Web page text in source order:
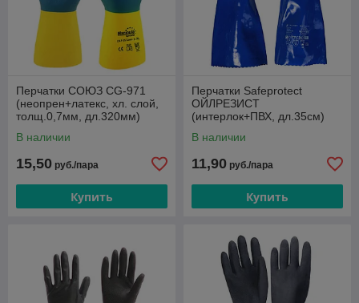
Перчатки СОЮЗ CG-971
(неопрен+латекс, хл. слой,
толщ.0,7мм, дл.320мм)
В наличии
15,50 руб./пара
Купить
Перчатки Safeprotect
ОЙЛРЕЗИСТ
(интерлок+ПВХ, дл.35см)
В наличии
11,90 руб./пара
Купить